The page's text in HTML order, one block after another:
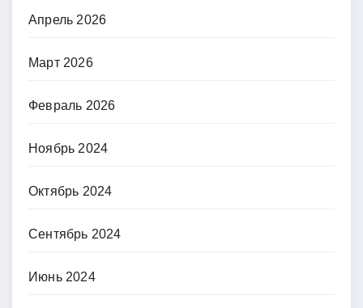
Апрель 2026
Март 2026
Февраль 2026
Ноябрь 2024
Октябрь 2024
Сентябрь 2024
Июнь 2024